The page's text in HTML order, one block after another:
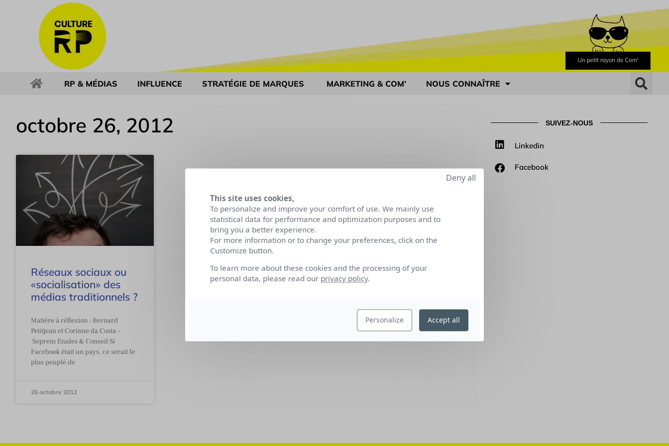
RP & MÉDIAS INFLUENCE STRATÉGIE DE MARQUES MARKETING & COM’ NOUS CONNAÎTRE
octobre 26, 2012
Réseaux sociaux ou
«socialisation» des
médias traditionnels ?
Matière à réflexion : Bernard
Petitjean et Corinne da Costa –
Seprem Etudes & Conseil Si
Facebook était un pays, ce serait le
plus peuplé de
26 octobre 2012
SUIVEZ-NOUS
Linkedin
Facebook
This site uses cookies,
To personalize and improve your comfort of use. We mainly use
statistical data for performance and optimization purposes and to
bring you a better experience.
For more information or to change your preferences, click on the
Customize button.
To learn more about these cookies and the processing of your
personal data, please read our privacy policy.
Personalize
Deny all
Accept all